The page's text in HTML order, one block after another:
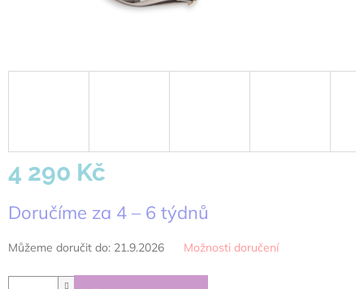
4 290 Kč
cena:
Doručíme za 4 – 6 týdnů
Můžeme doručit do: 21.9.2026 Možnosti doručení